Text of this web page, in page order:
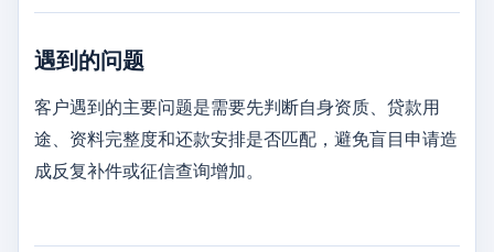
遇到的问题
客户遇到的主要问题是需要先判断自身资质、贷款用
途、资料完整度和还款安排是否匹配，避免盲目申请造
成反复补件或征信查询增加。